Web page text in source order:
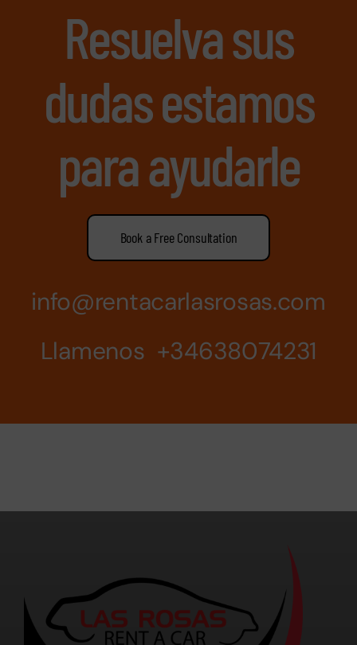
Resuelva sus
dudas estamos
para ayudarle
Book a Free Consultation
info@rentacarlasrosas.com
Llamenos +34638074231